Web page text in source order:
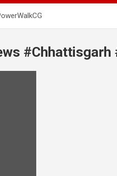
#Chhattisgarh